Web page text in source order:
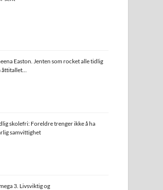
Easton. Jenten som rocket alle tidlig
åttitallet…
skolefri: Foreldre trenger ikke å ha
samvittighet
3. Livsviktig og